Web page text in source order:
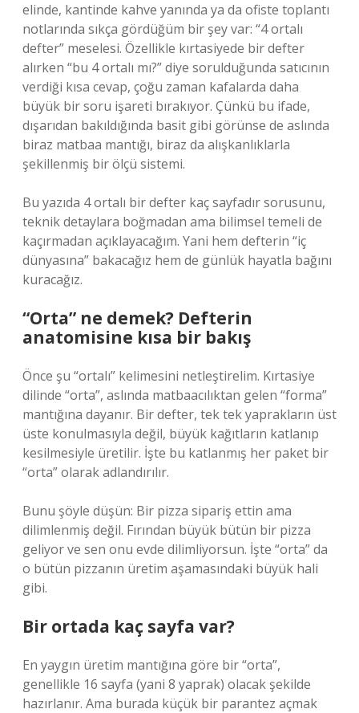
elinde, kantinde kahve yanında ya da ofiste toplantı
notlarında sıkça gördüğüm bir şey var: “4 ortalı
defter” meselesi. Özellikle kırtasiyede bir defter
alırken “bu 4 ortalı mı?” diye sorulduğunda satıcının
verdiği kısa cevap, çoğu zaman kafalarda daha
büyük bir soru işareti bırakıyor. Çünkü bu ifade,
dışarıdan bakıldığında basit gibi görünse de aslında
biraz matbaa mantığı, biraz da alışkanlıklarla
şekillenmiş bir ölçü sistemi.
Bu yazıda 4 ortalı bir defter kaç sayfadır sorusunu,
teknik detaylara boğmadan ama bilimsel temeli de
kaçırmadan açıklayacağım. Yani hem defterin “iç
dünyasına” bakacağız hem de günlük hayatla bağını
kuracağız.
“Orta” ne demek? Defterin
anatomisine kısa bir bakış
Önce şu “ortalı” kelimesini netleştirelim. Kırtasiye
dilinde “orta”, aslında matbaacılıktan gelen “forma”
mantığına dayanır. Bir defter, tek tek yaprakların üst
üste konulmasıyla değil, büyük kağıtların katlanıp
kesilmesiyle üretilir. İşte bu katlanmış her paket bir
“orta” olarak adlandırılır.
Bunu şöyle düşün: Bir pizza sipariş ettin ama
dilimlenmiş değil. Fırından büyük bütün bir pizza
geliyor ve sen onu evde dilimliyorsun. İşte “orta” da
o bütün pizzanın üretim aşamasındaki büyük hali
gibi.
Bir ortada kaç sayfa var?
En yaygın üretim mantığına göre bir “orta”,
genellikle 16 sayfa (yani 8 yaprak) olacak şekilde
hazırlanır. Ama burada küçük bir parantez açmak